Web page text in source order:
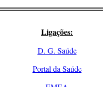
Ligações:
D. G. Saúde
Portal da Saúde